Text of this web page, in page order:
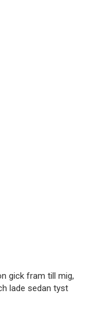
gick fram till mig,
lade sedan tyst